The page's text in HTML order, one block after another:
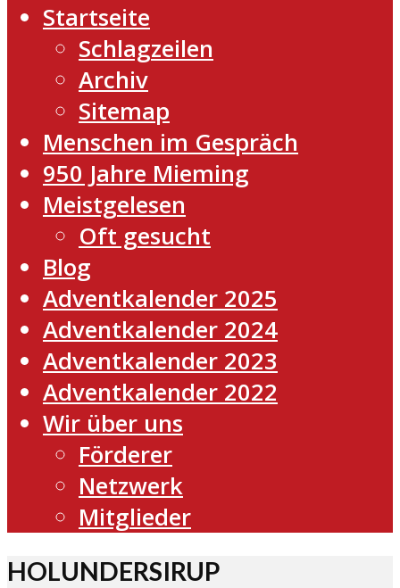
Startseite
Schlagzeilen
Archiv
Sitemap
Menschen im Gespräch
950 Jahre Mieming
Meistgelesen
Oft gesucht
Blog
Adventkalender 2025
Adventkalender 2024
Adventkalender 2023
Adventkalender 2022
Wir über uns
Förderer
Netzwerk
Mitglieder
HOLUNDERSIRUP